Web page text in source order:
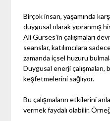
Birçok insan, yaşamında
duygusal olarak yıpranmış
Ali Gürses’in çalışmaları
seanslar, katılımcılara
zamanda içsel huzuru
Duygusal enerji
keşfetmelerini sağlıyor.
Bu çalışmaların etkilerini
vermek faydalı olabilir.